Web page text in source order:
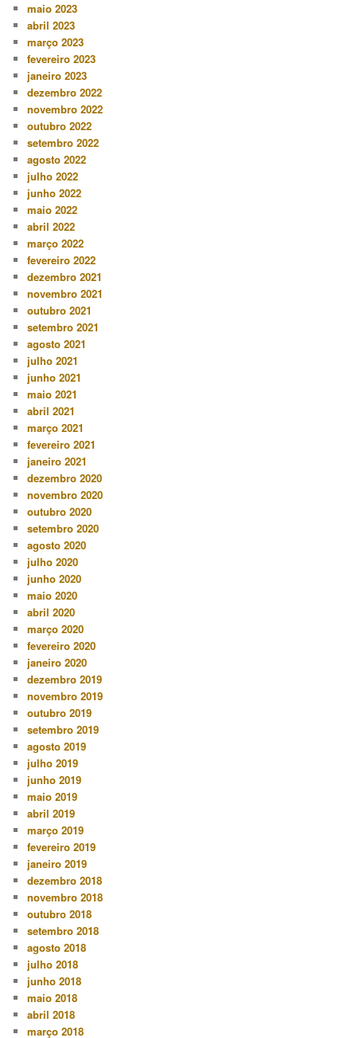
maio 2023
abril 2023
março 2023
fevereiro 2023
janeiro 2023
dezembro 2022
novembro 2022
outubro 2022
setembro 2022
agosto 2022
julho 2022
junho 2022
maio 2022
abril 2022
março 2022
fevereiro 2022
dezembro 2021
novembro 2021
outubro 2021
setembro 2021
agosto 2021
julho 2021
junho 2021
maio 2021
abril 2021
março 2021
fevereiro 2021
janeiro 2021
dezembro 2020
novembro 2020
outubro 2020
setembro 2020
agosto 2020
julho 2020
junho 2020
maio 2020
abril 2020
março 2020
fevereiro 2020
janeiro 2020
dezembro 2019
novembro 2019
outubro 2019
setembro 2019
agosto 2019
julho 2019
junho 2019
maio 2019
abril 2019
março 2019
fevereiro 2019
janeiro 2019
dezembro 2018
novembro 2018
outubro 2018
setembro 2018
agosto 2018
julho 2018
junho 2018
maio 2018
abril 2018
março 2018